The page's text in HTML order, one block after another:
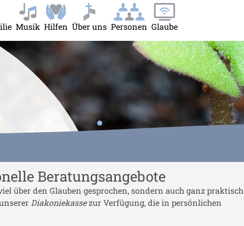
Jugend Familie"
Musik
Submenu for "Musik"
Hilfen
Submenu for "Hilfen"
Über uns
Submenu for "Über uns"
Personen
Submenu for "Personen"
Glaube
Submenu for "Glaube"
in
Beratungsangebote
über den Glauben gesprochen, sondern auch ganz praktisch
Diakoniekassezur Verfügung, die in persönlichen